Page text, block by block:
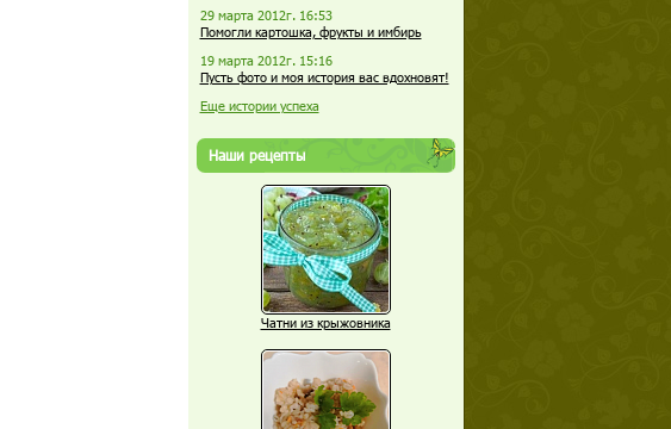
29 марта 2012г. 16:53
Помогли картошка, фрукты и имбирь
19 марта 2012г. 15:16
Пусть фото и моя история вас вдохновят!
Еще истории успеха
Наши рецепты
Чатни из крыжовника